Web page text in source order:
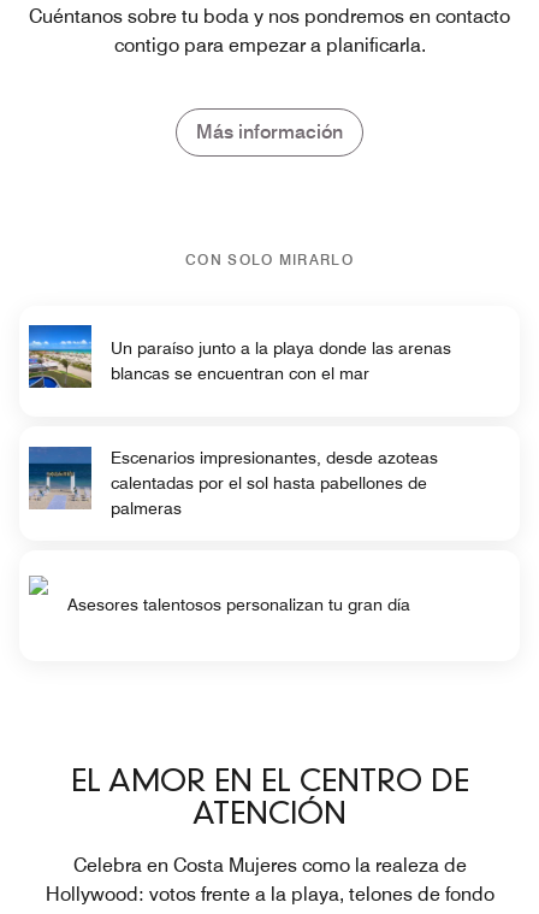
Cuéntanos sobre tu boda y nos pondremos en contacto
contigo para empezar a planificarla.
Más información
CON SOLO MIRARLO
Un paraíso junto a la playa donde las arenas
blancas se encuentran con el mar
Escenarios impresionantes, desde azoteas
calentadas por el sol hasta pabellones de
palmeras
Asesores talentosos personalizan tu gran día
EL AMOR EN EL CENTRO DE
ATENCIÓN
Celebra en Costa Mujeres como la realeza de
Hollywood: votos frente a la playa, telones de fondo